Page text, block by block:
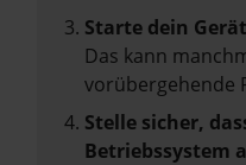
Starte dein
Das kann
vorübergehende
Stelle sicher,
Betriebssystem